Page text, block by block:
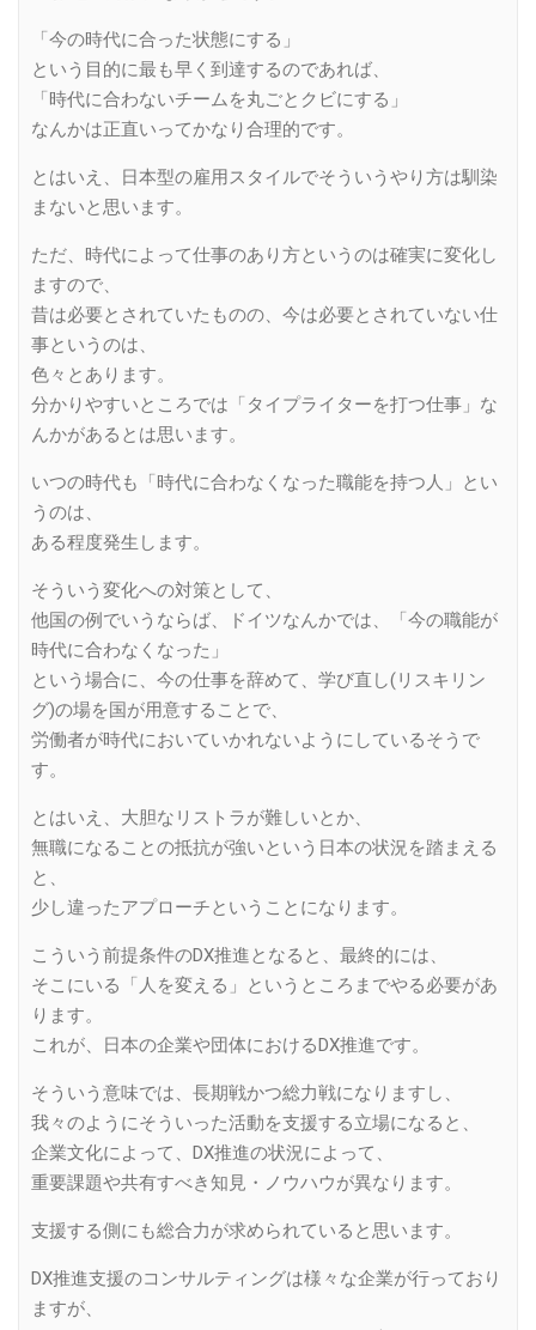
「今の時代に合った状態にする」
という目的に最も早く到達するのであれば、
「時代に合わないチームを丸ごとクビにする」
なんかは正直いってかなり合理的です。
とはいえ、日本型の雇用スタイルでそういうやり方は馴染
まないと思います。
ただ、時代によって仕事のあり方というのは確実に変化し
ますので、
昔は必要とされていたものの、今は必要とされていない仕
事というのは、
色々とあります。
分かりやすいところでは「タイプライターを打つ仕事」な
んかがあるとは思います。
いつの時代も「時代に合わなくなった職能を持つ人」とい
うのは、
ある程度発生します。
そういう変化への対策として、
他国の例でいうならば、ドイツなんかでは、「今の職能が
時代に合わなくなった」
という場合に、今の仕事を辞めて、学び直し(リスキリン
グ)の場を国が用意することで、
労働者が時代においていかれないようにしているそうで
す。
とはいえ、大胆なリストラが難しいとか、
無職になることの抵抗が強いという日本の状況を踏まえる
と、
少し違ったアプローチということになります。
こういう前提条件のDX推進となると、最終的には、
そこにいる「人を変える」というところまでやる必要があ
ります。
これが、日本の企業や団体におけるDX推進です。
そういう意味では、長期戦かつ総力戦になりますし、
我々のようにそういった活動を支援する立場になると、
企業文化によって、DX推進の状況によって、
重要課題や共有すべき知見・ノウハウが異なります。
支援する側にも総合力が求められていると思います。
DX推進支援のコンサルティングは様々な企業が行っており
ますが、